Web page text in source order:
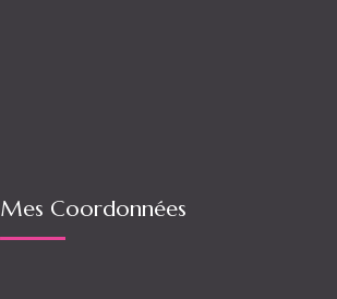
Mes Coordonnées